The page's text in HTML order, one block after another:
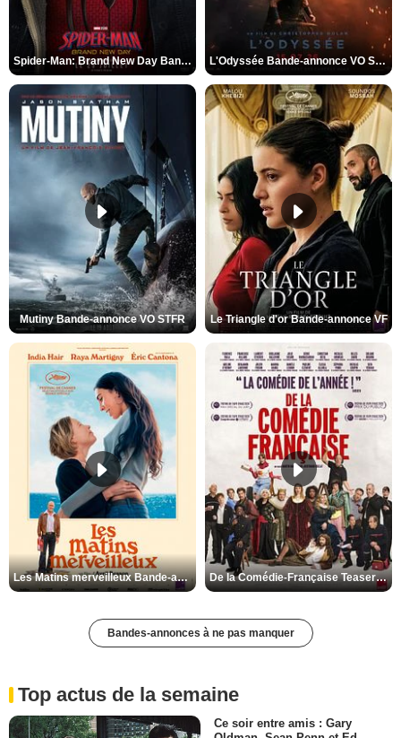
Spider-Man: Brand New Day Bande-annonce VO STFR L'Odyssée Bande-annonce VO STFR
Mutiny Bande-annonce VO STFR Le Triangle d'or Bande-annonce VF
Les Matins merveilleux Bande-annonce VF De la Comédie-Française Teaser VF
Bandes-annonces à ne pas manquer
Top actus de la semaine
Ce soir entre amis : Gary